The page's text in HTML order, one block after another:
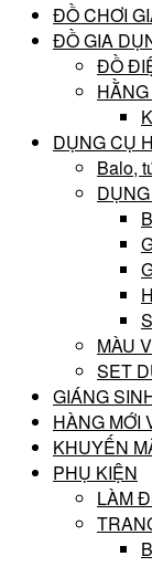
ĐỒ CHƠI
ĐỒ GIA
ĐỒ
DỤNG CỤ
Balo,
MÀU
SET
GIÁNG
HÀNG MỚI
KHUYẾN
PHỤ KIỆN
LÀM